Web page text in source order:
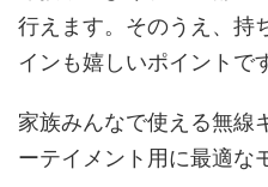
行えます。そのうえ、持
インも嬉しいポイントで
家族みんなで使える無線
ーテイメント用に最適な